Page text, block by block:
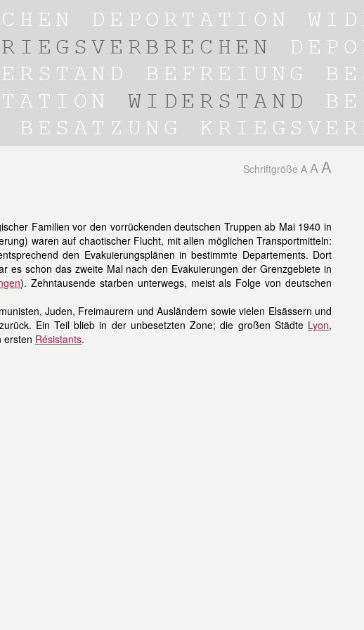
Schriftgröße A A A
Familien vor den vorrückenden deutschen Truppen ab Mai 1940 in
waren auf chaotischer Flucht, mit allen möglichen Transportmitteln:
den Evakuierungsplänen in bestimmte Departements. Dort
es schon das zweite Mal nach den Evakuierungen der Grenzgebiete in
). Zehntausende starben unterwegs, meist als Folge von deutschen
Juden, Freimaurern und Ausländern sowie vielen Elsässern und
Ein Teil blieb in der unbesetzten Zone; die großen Städte Lyon,
ersten Résistants.